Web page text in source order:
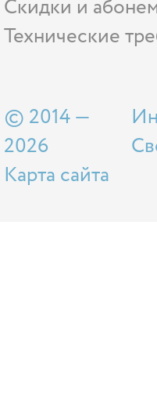
Скидки и
Технические
© 2014 —
2026
Карта сайта